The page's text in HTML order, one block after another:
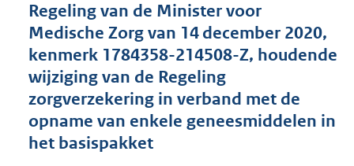
d
s
g
o
o
t
Regeling van de Minister voor
Medische Zorg van 14 december 2020,
kenmerk 1784358-214508-Z, houdende
wijziging van de Regeling
zorgverzekering in verband met de
opname van enkele geneesmiddelen in
het basispakket